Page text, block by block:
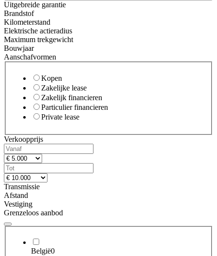
Uitgebreide garantie
Brandstof
Kilometerstand
Elektrische actieradius
Maximum trekgewicht
Bouwjaar
Aanschafvormen
Kopen
Zakelijke lease
Zakelijk financieren
Particulier financieren
Private lease
Verkoopprijs
Transmissie
Afstand
Vestiging
Grenzeloos aanbod
België0